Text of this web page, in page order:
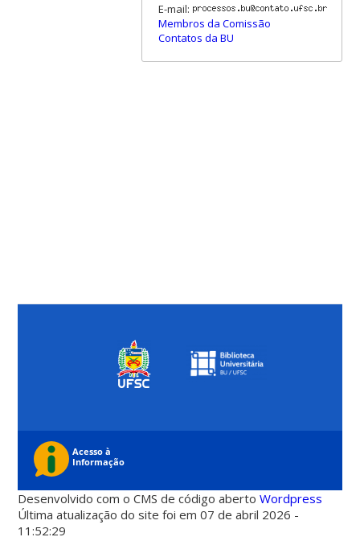
E-mail:
Membros da Comissão
Contatos da BU
Desenvolvido com o CMS de código abertoWordpress
Última atualização do site foi em 07 de abril 2026 -
11:52:29